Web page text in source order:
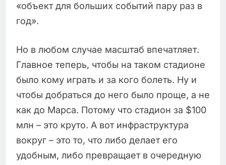
«объект для больших событий пару раз в
год».
Но в любом случае масштаб впечатляет.
Главное теперь, чтобы на таком стадионе
было кому играть и за кого болеть. Ну и
чтобы добраться до него было проще, а не
как до Марса. Потому что стадион за $100
млн – это круто. А вот инфраструктура
вокруг – это то, что либо делает его
удобным, либо превращает в очередную